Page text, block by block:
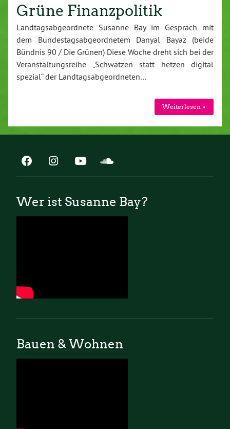
Grüne Finanzpolitik
Landtagsabgeordnete Susanne Bay im Gespräch mit
dem Bundestagsabgeordnetem Danyal Bayaz (beide
Bündnis 90 / Die Grünen) Diese Woche dreht sich bei der
Veranstaltungsreihe „Schwätzen statt hetzen digital
spezial“ der Landtagsabgeordneten…
Weiterlesen »
Wer ist Susanne Bay?
Bauen & Wohnen